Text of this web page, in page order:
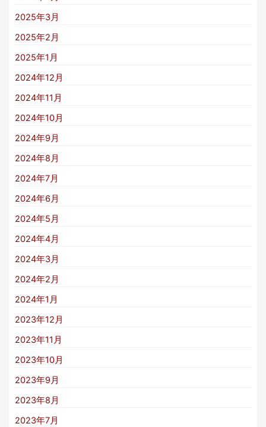
2025年3月
2025年2月
2025年1月
2024年12月
2024年11月
2024年10月
2024年9月
2024年8月
2024年7月
2024年6月
2024年5月
2024年4月
2024年3月
2024年2月
2024年1月
2023年12月
2023年11月
2023年10月
2023年9月
2023年8月
2023年7月